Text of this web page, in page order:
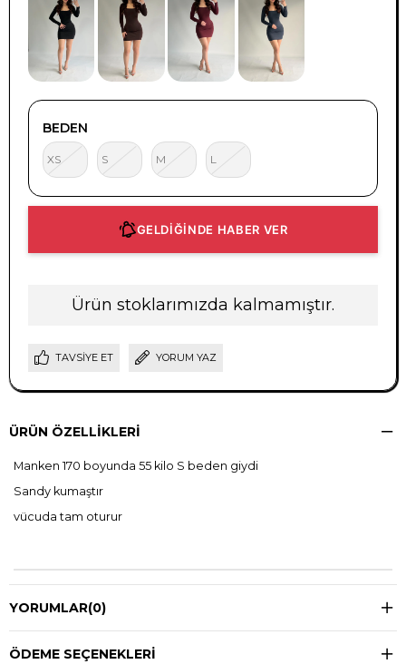
BEDEN
XS S M L
GELDİĞİNDE HABER VER
Ürün stoklarımızda kalmamıştır.
TAVSIYE ET YORUM YAZ
ÜRÜN ÖZELLIKLERI
Manken 170 boyunda 55 kilo S beden giydi
Sandy kumaştır
vücuda tam oturur
YORUMLAR(0)
ÖDEME SEÇENEKLERI